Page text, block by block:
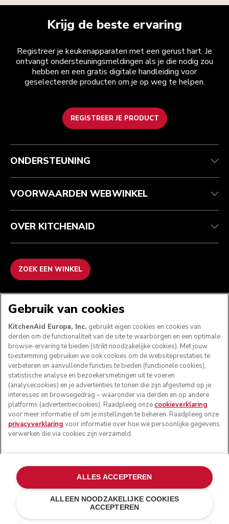
Krijg de beste ervaring
Registreer je keukenapparaten met een gerust hart. Je
ontvangt ondersteuningsmeldingen als je die nodig zou
hebben en een gratis digitale handleiding voor
geselecteerde producten om je op weg te helpen.
REGISTREER JE PRODUCT
Health check
Je bestelling volgen
Garantie en documenten
Recupel
Algemene voorwaarden
Retournering en terugbetaling
Imprint
ODR
Het merk
Zoek een winkel
ONDERSTEUNING
VOORWAARDEN WEBWINKEL
OVER KITCHENAID
ZOEK EEN WINKEL
VOLG ONS
© KitchenAid 2026 - Alle rechten voorbehouden.
KitchenAid en het design van de keukenrobot zijn
handelsmerken in de Verenigde Staten en andere landen.
Mijn cookies beheren Privacyverklaring
Gebruik van cookies
KitchenAid Europa, Inc. gebruikt eigen cookies en cookies van
derden om de functionaliteit van de site te waarborgen en een optimale
browse-ervaring te bieden (strikt noodzakelijke cookies). Met jouw
toestemming gebruiken we ook cookies om de websiteprestaties te
verbeteren en aanvullende functies te bieden (functionele cookies),
statistische analyse en bezoekersmetingen uit te voeren
(analysecookies) en je advertenties te tonen die zijn afgestemd op je
interesses en browsegedrag – waaronder via derden en op andere
platforms (advertentiecookies). Raadpleeg onze cookieverklaring
voor meer informatie of om je instellingen te beheren. Raadpleeg onze
privacyverklaring voor informatie over hoe we persoonlijke gegevens
verwerken die via cookies zijn verzameld.
ALLEEN NOODZAKELIJKE COOKIES
ACCEPTEREN
ALLES ACCEPTEREN